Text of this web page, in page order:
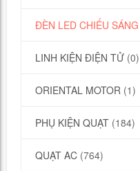
ĐÈN LED CHIẾU SÁNG
LINH KIỆN ĐIỆN TỬ (0)
ORIENTAL MOTOR (1)
PHỤ KIỆN QUẠT (184)
QUẠT AC (764)